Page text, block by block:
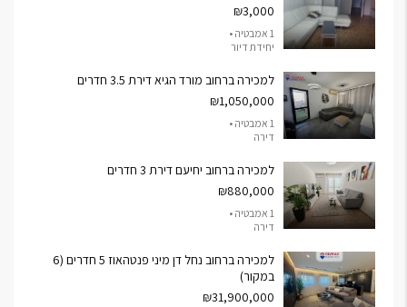
₪3,000
1 אמבטיה •
יחידת דיור
למכירה ברחוב מורד הגיא דירת 3.5 חדרים
₪1,050,000
1 אמבטיה •
דירה
למכירה ברחוב יחיעם דירת 3 חדרים
₪880,000
1 אמבטיה •
דירה
למכירה ברחוב נחל דן מיני פנטהאוז 5 חדרים (6
במקור)
₪31,900,000